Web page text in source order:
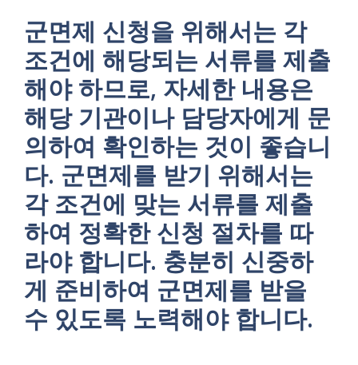
군면제 신청을 위해서는 각
조건에 해당되는 서류를 제출
해야 하므로, 자세한 내용은
해당 기관이나 담당자에게 문
의하여 확인하는 것이 좋습니
다. 군면제를 받기 위해서는
각 조건에 맞는 서류를 제출
하여 정확한 신청 절차를 따
라야 합니다. 충분히 신중하
게 준비하여 군면제를 받을
수 있도록 노력해야 합니다.